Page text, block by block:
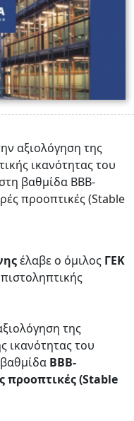
αξιολόγηση της
ικανότητας του
βαθμίδα BBB-
προοπτικές (Stable
έλαβε ο όμιλος ΓΕΚ
της
ικανότητας του
BBB-
προοπτικές (Stable